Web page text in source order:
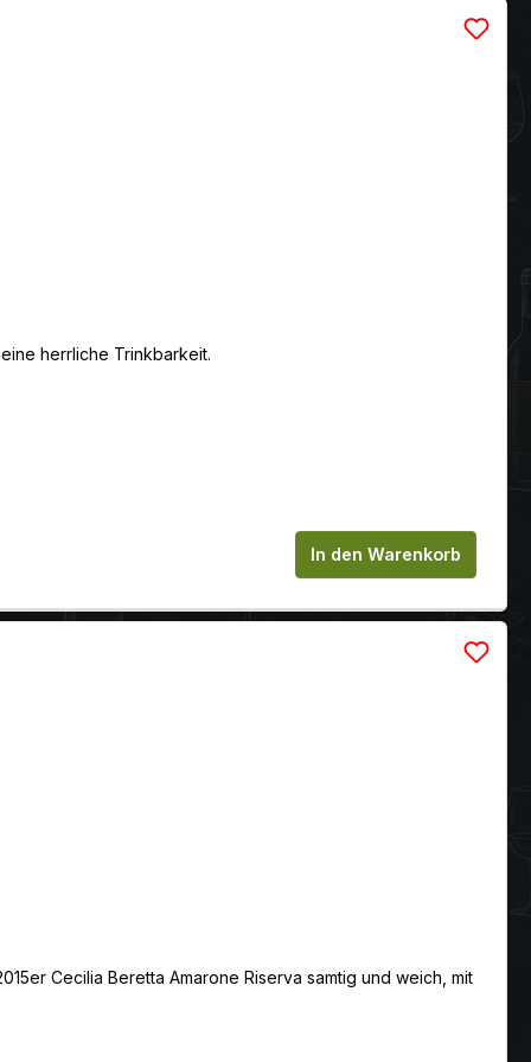
herrliche Trinkbarkeit.
um die Anzahl zu erhöhen oder
In den Warenkorb
Cecilia Beretta Amarone Riserva samtig und weich, mit